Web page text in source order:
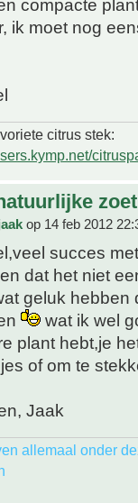
compacte
ik moet nog
citrus stek:
op 14 feb 2012
succes
dat het niet
geluk hebben
wat ik wel
plant hebt,je
of om te
Jaak
allemaal onder